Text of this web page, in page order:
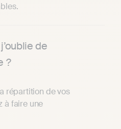
de
?
répartition de vos
à faire une